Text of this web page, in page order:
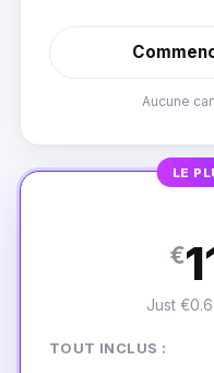
Aucune
LE
€
Just
TOUT INCLUS :